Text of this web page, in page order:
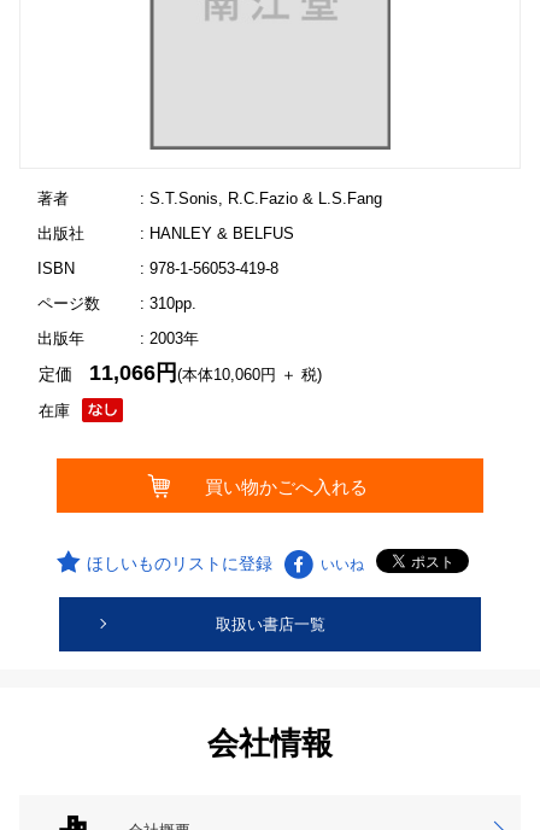
著者
: S.T.Sonis, R.C.Fazio & L.S.Fang
出版社
: HANLEY & BELFUS
ISBN
: 978-1-56053-419-8
ページ数
: 310pp.
出版年
: 2003年
在庫
定価 11,066円(本体10,060円 ＋ 税)
ほしいものリストに登録 いいね
取扱い書店一覧
会社情報